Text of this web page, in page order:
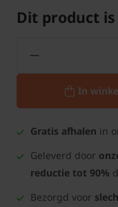
Dit product
In
Gratis afhalen in
Geleverd door
reductie tot 90%
Bezorgd voor